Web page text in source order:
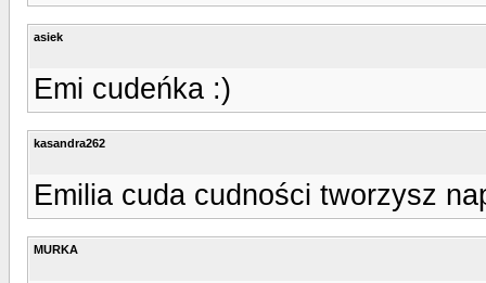
asiek
Emi cudeńka :)
kasandra262
Emilia cuda cudności tworzysz
MURKA